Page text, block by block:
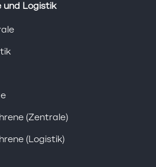
und Logistik
(Zentrale)
(Logistik)